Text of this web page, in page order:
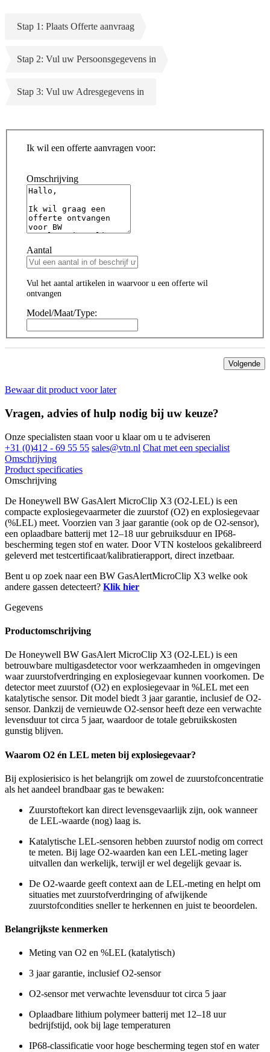
Stap 1: Plaats Offerte aanvraag
Stap 2: Vul uw Persoonsgegevens in
Stap 3: Vul uw Adresgegevens in
Ik wil een offerte aanvragen voor:
Omschrijving
Aantal
Vul het aantal artikelen in waarvoor u een offerte wil
ontvangen
Model/Maat/Type:
Volgende
Bewaar dit product voor later
Vragen, advies of hulp nodig bij uw keuze?
Onze specialisten staan voor u klaar om u te adviseren
+31 (0)412 - 69 55 55 sales@vtn.nl Chat met een specialist
Omschrijving
Product specificaties
Omschrijving
De Honeywell BW GasAlert MicroClip X3 (O2-LEL) is een
compacte explosiegevaarmeter die zuurstof (O2) en explosiegevaar
(%LEL) meet. Voorzien van 3 jaar garantie (ook op de O2-sensor),
een oplaadbare batterij met 12–18 uur gebruiksduur en IP68-
bescherming tegen stof en water. Door VTN kosteloos gekalibreerd
geleverd met testcertificaat/kalibratierapport, direct inzetbaar.
Bent u op zoek naar een BW GasAlertMicroClip X3 welke ook
andere gassen detecteert? Klik hier
Gegevens
Productomschrijving
De Honeywell BW GasAlert MicroClip X3 (O2-LEL) is een
betrouwbare multigasdetector voor werkzaamheden in omgevingen
waar zuurstofverdringing en explosiegevaar kunnen voorkomen. De
detector meet zuurstof (O2) en explosiegevaar in %LEL met een
katalytische sensor. Dit model biedt 3 jaar garantie, inclusief de O2-
sensor. Dankzij de vernieuwde O2-sensor heeft deze een verwachte
levensduur tot circa 5 jaar, waardoor de totale gebruikskosten
gunstig blijven.
Waarom O2 én LEL meten bij explosiegevaar?
Bij explosierisico is het belangrijk om zowel de zuurstofconcentratie
als het aandeel brandbaar gas te bewaken:
Zuurstoftekort kan direct levensgevaarlijk zijn, ook wanneer
de LEL-waarde (nog) laag is.
Katalytische LEL-sensoren hebben zuurstof nodig om correct
te meten. Bij lage O2-waarden kan een LEL-meting lager
uitvallen dan werkelijk, terwijl er wel degelijk gevaar is.
De O2-waarde geeft context aan de LEL-meting en helpt om
situaties met zuurstofverdringing of afwijkende
zuurstofcondities sneller te herkennen en juist te beoordelen.
Belangrijkste kenmerken
Meting van O2 en %LEL (katalytisch)
3 jaar garantie, inclusief O2-sensor
O2-sensor met verwachte levensduur tot circa 5 jaar
Oplaadbare lithium polymeer batterij met 12–18 uur
bedrijfstijd, ook bij lage temperaturen
IP68-classificatie voor hoge bescherming tegen stof en water